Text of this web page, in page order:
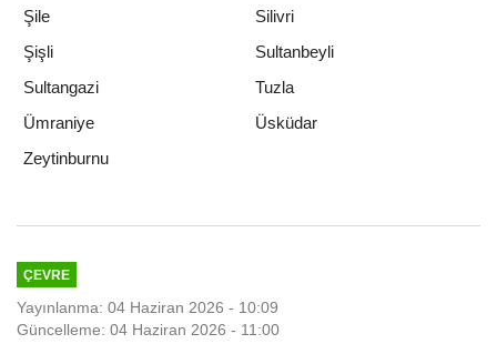
Şile
Silivri
Şişli
Sultanbeyli
Sultangazi
Tuzla
Ümraniye
Üsküdar
Zeytinburnu
ÇEVRE
Yayınlanma: 04 Haziran 2026 - 10:09
Güncelleme: 04 Haziran 2026 - 11:00